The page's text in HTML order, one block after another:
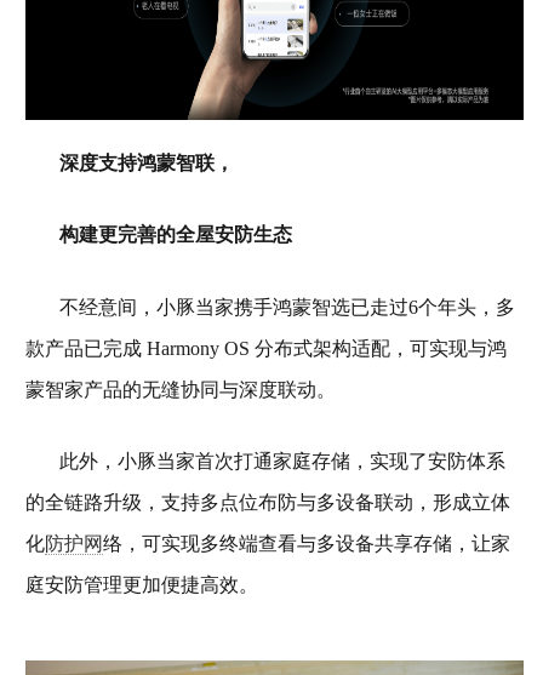
深度支持鸿蒙智联，
构建更完善的全屋安防生态
不经意间，小豚当家携手鸿蒙智选已走过6个年头，多
款产品已完成 Harmony OS 分布式架构适配，可实现与鸿
蒙智家产品的无缝协同与深度联动。
此外，小豚当家首次打通家庭存储，实现了安防体系
的全链路升级，支持多点位布防与多设备联动，形成立体
化防护网络，可实现多终端查看与多设备共享存储，让家
庭安防管理更加便捷高效。